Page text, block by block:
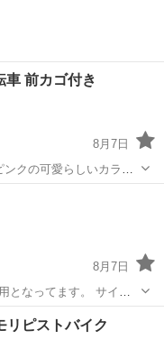
車 前カゴ付き
8月7日
クの可愛らしいカラー
フロントに金属製カゴが
ル高さ調整ができ、通
8月7日
となってます。 サイズ
クリート土間にアンカー
ンクリートへの設置作業
シブ クロモリピストバイク